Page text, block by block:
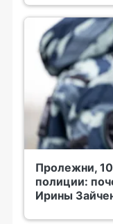
Пролежни,
полиции:
Ирины